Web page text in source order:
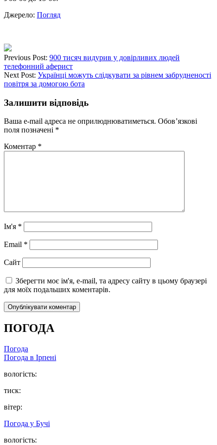
Джерело: Погляд
Previous Post: 900 тисяч видурив у довірливих людей
телефонний аферист
Next Post: Українці можуть слідкувати за рівнем забрудненості
повітря за домогою бота
Залишити відповідь
Ваша e-mail адреса не оприлюднюватиметься. Обов’язкові
поля позначені *
Коментар *
Ім'я *
Email *
Сайт
Зберегти моє ім'я, e-mail, та адресу сайту в цьому браузері
для моїх подальших коментарів.
ПОГОДА
Погода
Погода в Ірпені
вологість:
тиск:
вітер:
Погода у Бучі
вологість: